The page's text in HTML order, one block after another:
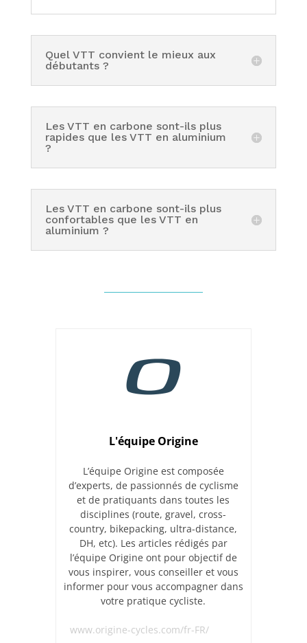
Quel VTT convient le mieux aux
débutants ?
Les VTT en carbone sont-ils plus
rapides que les VTT en aluminium
?
Les VTT en carbone sont-ils plus
confortables que les VTT en
aluminium ?
L'équipe Origine
L’équipe Origine est composée
d’experts, de passionnés de cyclisme
et de pratiquants dans toutes les
disciplines (route, gravel, cross-
country, bikepacking, ultra-distance,
DH, etc). Les articles rédigés par
l’équipe Origine ont pour objectif de
vous inspirer, vous conseiller et vous
informer pour vous accompagner dans
votre pratique cycliste.
www.origine-cycles.com/fr-FR/